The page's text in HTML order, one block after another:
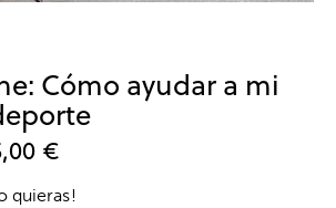
Cómo ayudar a mi
€
quieras!